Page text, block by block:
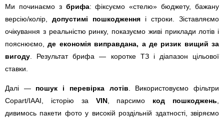
Ми починаємо з брифа: фіксуємо «стелю» бюджету, бажану
версію/колір, допустимі пошкодження і строки. Зіставляємо
очікування з реальністю ринку, показуємо живі приклади лотів і
пояснюємо,де економія виправдана, а де ризик вищий за
вигоду . Результат брифа — коротке ТЗ і діапазон цільової
ставки.
Далі — пошук і перевірка лотів . Використовуємо фільтри
Copart/IAAI, історію за VIN, парсимо код пошкоджень
дивимось пакети фото у високій роздільній здатності, звіряємо